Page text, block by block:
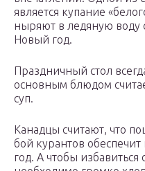
является купание
ныряют в ледяную воду
Новый год.
Праздничный стол
основным блюдом
суп.
Канадцы считают, что
бой курантов
год. А чтобы избавиться